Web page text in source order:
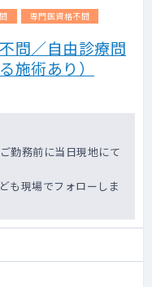
専門医資格不問
問／自由診療問
施術あり）
勤務前に当日現地にて
も現場でフォローしま